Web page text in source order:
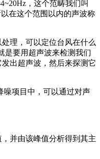
，这个范畴我们叫
在这个范围以内的声波称
理，可以定位台风在什么
是要用超声波来检测我们
出超声波，然后来探测它
噪项目中，可以通过对声
并由该峰值分析得到其主